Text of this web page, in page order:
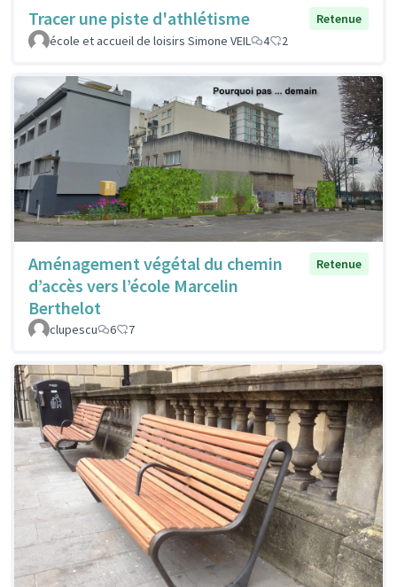
Tracer une piste d'athlétisme
Retenue
école et accueil de loisirs Simone VEIL
4 2
Aménagement végétal du chemin
d’accès vers l’école Marcelin
Berthelot
Retenue
clupescu 6 7